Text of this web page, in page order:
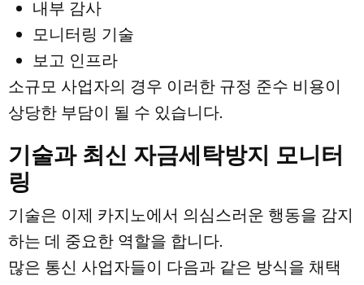
내부 감사
모니터링 기술
보고 인프라
소규모 사업자의 경우 이러한 규정 준수 비용이
상당한 부담이 될 수 있습니다.
기술과 최신 자금세탁방지 모니터
링
기술은 이제 카지노에서 의심스러운 행동을 감지
하는 데 중요한 역할을 합니다.
많은 통신 사업자들이 다음과 같은 방식을 채택